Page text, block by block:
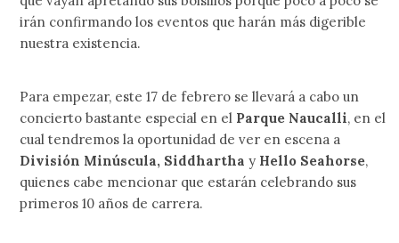
irán confirmando los eventos que harán más digerible
nuestra existencia.
Para empezar, este 17 de febrero se llevará a cabo un
concierto bastante especial en el Parque Naucalli, en el
cual tendremos la oportunidad de ver en escena a
División Minúscula, Siddhartha y Hello Seahorse,
quienes cabe mencionar que estarán celebrando sus
primeros 10 años de carrera.